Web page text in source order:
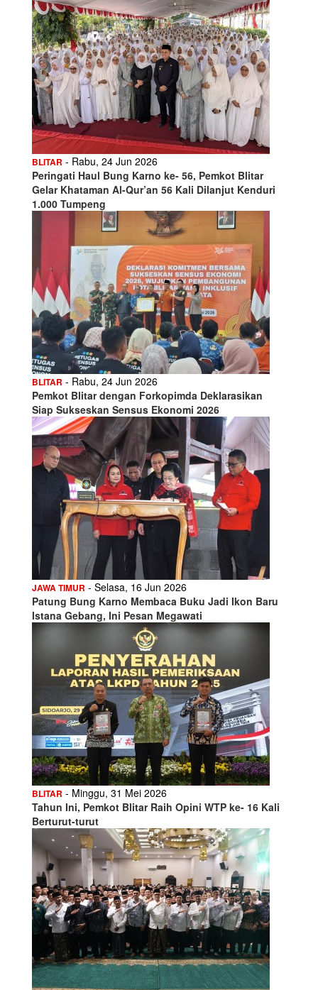
BLITAR - Rabu, 24 Jun 2026
Peringati Haul Bung Karno ke- 56, Pemkot Blitar
Gelar Khataman Al-Qur’an 56 Kali Dilanjut Kenduri
1.000 Tumpeng
BLITAR - Rabu, 24 Jun 2026
Pemkot Blitar dengan Forkopimda Deklarasikan
Siap Sukseskan Sensus Ekonomi 2026
JAWA TIMUR - Selasa, 16 Jun 2026
Patung Bung Karno Membaca Buku Jadi Ikon Baru
Istana Gebang, Ini Pesan Megawati
BLITAR - Minggu, 31 Mei 2026
Tahun Ini, Pemkot Blitar Raih Opini WTP ke- 16 Kali
Berturut-turut